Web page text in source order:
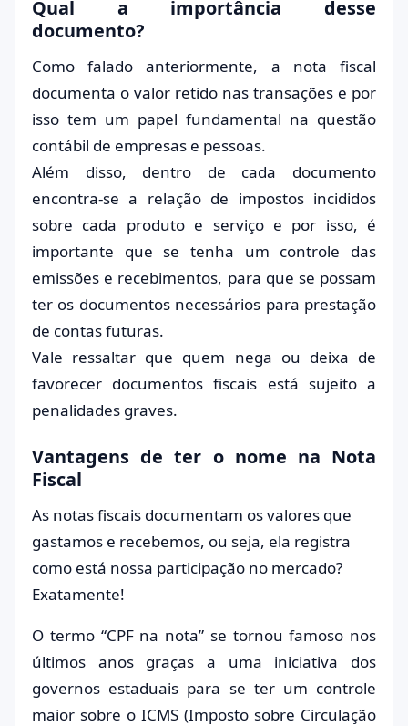
Qual a importância desse
documento?
Como falado anteriormente, a nota fiscal
documenta o valor retido nas transações e por
isso tem um papel fundamental na questão
contábil de empresas e pessoas.
Além disso, dentro de cada documento
encontra-se a relação de impostos incididos
sobre cada produto e serviço e por isso, é
importante que se tenha um controle das
emissões e recebimentos, para que se possam
ter os documentos necessários para prestação
de contas futuras.
Vale ressaltar que quem nega ou deixa de
favorecer documentos fiscais está sujeito a
penalidades graves.
Vantagens de ter o nome na Nota
Fiscal
As notas fiscais documentam os valores que
gastamos e recebemos, ou seja, ela registra
como está nossa participação no mercado?
Exatamente!
O termo “CPF na nota” se tornou famoso nos
últimos anos graças a uma iniciativa dos
governos estaduais para se ter um controle
maior sobre o ICMS (Imposto sobre Circulação